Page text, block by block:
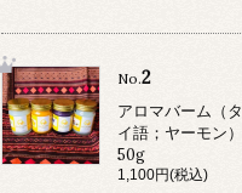
No.2
アロマバーム（タ
イ語；ヤーモン）
50g
1,100円(税込)